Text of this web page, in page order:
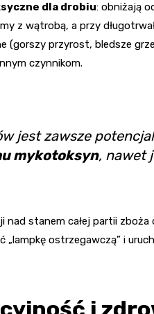
dla drobiu: obniżają
z wątrobą, a przy
(gorszy przyrost, bledsze
czynnikom.
jest zawsze
mykotoksyn, nawet
nad stanem całej partii
„lampkę ostrzegawczą” i